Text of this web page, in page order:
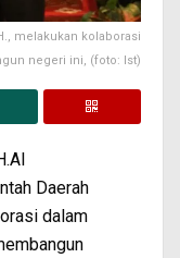
melakukan kolaborasi
negeri ini, (foto: Ist)
Daerah
dalam